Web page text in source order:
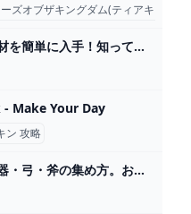
ズオブザキングダム(ティアキン)攻略
【ティアキン】龍素材を簡単に入手！知っておきたいお役立ち知識9選【ゼルダの伝説ティアーズオブザキングダム】 - YouTube
- Make Your Day
ン 攻略
ティアキン攻略：武器・弓・斧の集め方。おすすめの補充場所は？【ゼルダ ティアーズ オブ ザ キングダム日記＃49】 - 電撃オンライン